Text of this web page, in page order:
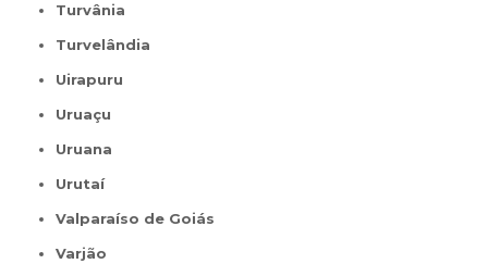
Turvânia
Turvelândia
Uirapuru
Uruaçu
Uruana
Urutaí
Valparaíso de Goiás
Varjão